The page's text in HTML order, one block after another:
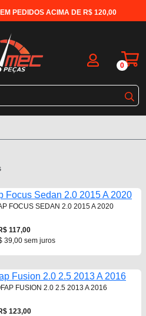
PEDIDOS ACIMA DE R$ 120,00
0
FOCUS SEDAN 2.0 2015 A 2020
117,00
39,00 sem juros
FUSION 2.0 2.5 2013 A 2016
123,00